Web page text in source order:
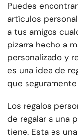
Puedes
artículos
a tus amigos
pizarra hecho a
personalizado y
es una idea de
que
Los regalos
de regalar a una
tiene. Esta es